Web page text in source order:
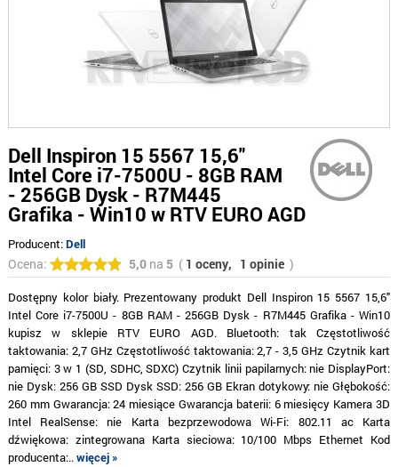
Dell Inspiron 15 5567 15,6"
Intel Core i7-7500U - 8GB RAM
- 256GB Dysk - R7M445
Grafika - Win10 w RTV EURO AGD
Producent:Dell
Ocena: 5,0na 5( 1 oceny, 1 opinie )
Dostępny kolor biały. Prezentowany produkt Dell Inspiron 15 5567 15,6"
Intel Core i7-7500U - 8GB RAM - 256GB Dysk - R7M445 Grafika - Win10
kupisz w sklepie RTV EURO AGD. Bluetooth: tak Częstotliwość
taktowania: 2,7 GHz Częstotliwość taktowania: 2,7 - 3,5 GHz Czytnik kart
pamięci: 3 w 1 (SD, SDHC, SDXC) Czytnik linii papilarnych: nie DisplayPort:
nie Dysk: 256 GB SSD Dysk SSD: 256 GB Ekran dotykowy: nie Głębokość:
260 mm Gwarancja: 24 miesiące Gwarancja baterii: 6 miesięcy Kamera 3D
Intel RealSense: nie Karta bezprzewodowa Wi-Fi: 802.11 ac Karta
dźwiękowa: zintegrowana Karta sieciowa: 10/100 Mbps Ethernet Kod
producenta:..więcej »